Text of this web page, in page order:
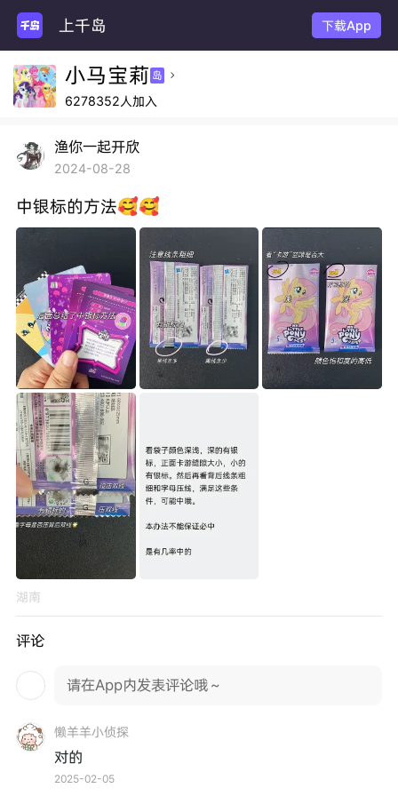
上千岛 下载App
小马宝莉 岛 
6278352人加入
渔你一起开欣
2024-08-28
中银标的方法🥰🥰
湖南
评论
请在App内发表评论哦～
懒羊羊小侦探
对的
2025-02-05